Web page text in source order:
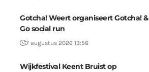
Gotcha! Weert organiseert Gotcha! &
Go social run
7 augustus 2026 13:56
Wijkfestival Keent Bruist op